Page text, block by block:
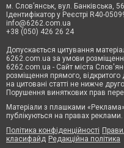
м. Слов’янськ, вул. Банківська,
Ідентифікатор у Реєстрі R40-
info@6262.com.ua
+38 (050) 426 26 24
Допускається цитування
6262.com.ua за умови
6262.com.ua - Сайт міста
розміщення прямого,
на цитовані статті не нижче
Порушення виняткових прав
Матеріали з плашками
публікуються на правах реклами.
Політика конфіденційності
класифайд Редакційна політика